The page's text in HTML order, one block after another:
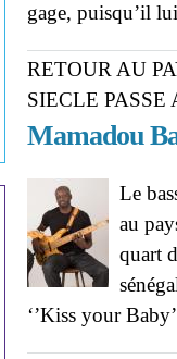
gage, puisqu’il
RETOUR AU
SIECLE PASSE
Mamadou
Le
au
quart
‘’Kiss your